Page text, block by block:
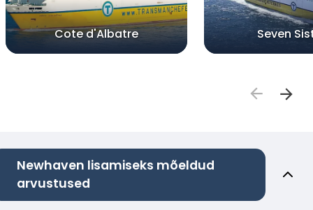
Cote d'Albatre Seven
Newhaven lisamiseks mõeldud
arvustused